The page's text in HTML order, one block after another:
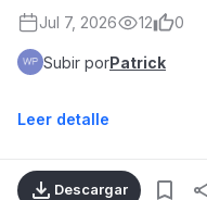
Jul 7, 2026 12 0
Subir porPatrick
Leer detalle
Descargar